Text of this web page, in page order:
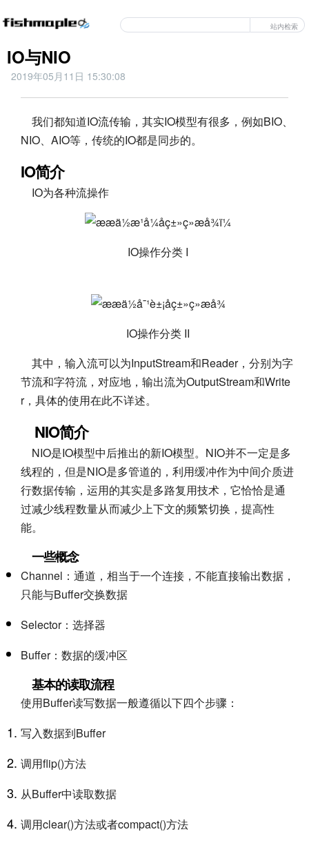
站内检索
IO与NIO
2019年05月11日 15:30:08
我们都知道IO流传输，其实IO模型有很多，例如BIO、
NIO、AIO等，传统的IO都是同步的。
IO简介
IO为各种流操作
IO操作分类 I
IO操作分类 II
其中，输入流可以为InputStream和Reader，分别为字
节流和字符流，对应地，输出流为OutputStream和Write
r，具体的使用在此不详述。
NIO简介
NIO是IO模型中后推出的新IO模型。NIO并不一定是多
线程的，但是NIO是多管道的，利用缓冲作为中间介质进
行数据传输，运用的其实是多路复用技术，它恰恰是通
过减少线程数量从而减少上下文的频繁切换，提高性
能。
一些概念
Channel：通道，相当于一个连接，不能直接输出数据，
只能与Buffer交换数据
Selector：选择器
Buffer：数据的缓冲区
基本的读取流程
使用Buffer读写数据一般遵循以下四个步骤：
写入数据到Buffer
调用flip()方法
从Buffer中读取数据
调用clear()方法或者compact()方法